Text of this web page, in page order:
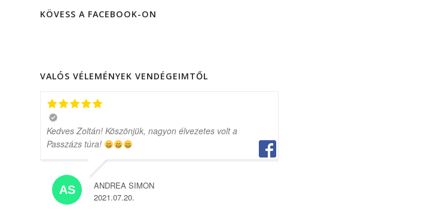
KÖVESS A FACEBOOK-ON
VALÓS VÉLEMÉNYEK VENDÉGEIMTŐL
Kedves Zoltán! Köszönjük, nagyon élvezetes volt a
Passzázs túra!
ANDREA SIMON
2021.07.20.